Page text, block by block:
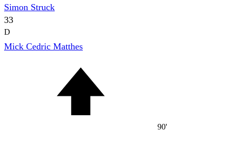
Simon Struck
33
D
Mick Cedric Matthes
90'